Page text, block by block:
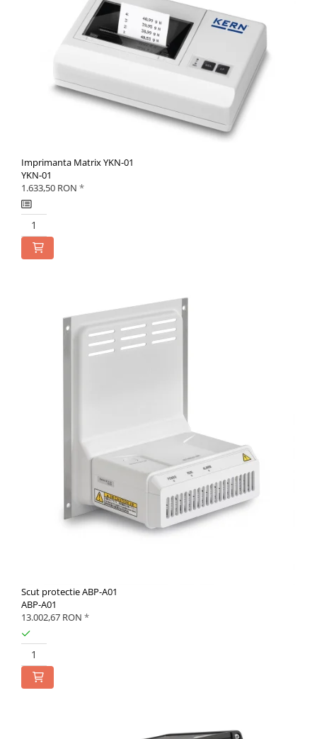
Imprimanta Matrix YKN-01
YKN-01
1.633,50 RON *
Scut protectie ABP-A01
ABP-A01
13.002,67 RON *